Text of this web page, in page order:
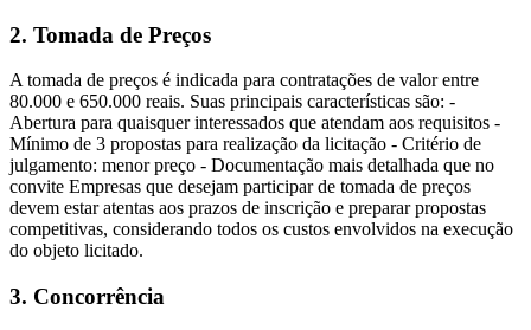
2. Tomada de Preços
A tomada de preços é indicada para contratações de valor entre
80.000 e 650.000 reais. Suas principais características são: -
Abertura para quaisquer interessados que atendam aos requisitos -
Mínimo de 3 propostas para realização da licitação - Critério de
julgamento: menor preço - Documentação mais detalhada que no
convite Empresas que desejam participar de tomada de preços
devem estar atentas aos prazos de inscrição e preparar propostas
competitivas, considerando todos os custos envolvidos na execução
do objeto licitado.
3. Concorrência